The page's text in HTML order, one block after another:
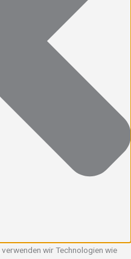
wir Technologien wie